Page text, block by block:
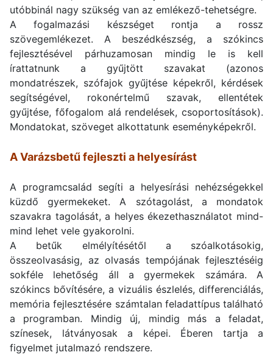
utóbbinál nagy szükség van az emlékező-tehetségre.
A fogalmazási készséget rontja a rossz
szövegemlékezet. A beszédkészség, a szókincs
fejlesztésével párhuzamosan mindig le is kell
írattatnunk a gyűjtött szavakat (azonos
mondatrészek, szófajok gyűjtése képekről, kérdések
segítségével, rokonértelmű szavak, ellentétek
gyűjtése, főfogalom alá rendelések, csoportosítások).
Mondatokat, szöveget alkottatunk eseményképekről.
A Varázsbetű fejleszti a helyesírást
A programcsalád segíti a helyesírási nehézségekkel
küzdő gyermekeket. A szótagolást, a mondatok
szavakra tagolását, a helyes ékezethasználatot mind-
mind lehet vele gyakorolni.
A betűk elmélyítésétől a szóalkotásokig,
összeolvasásig, az olvasás tempójának fejlesztéséig
sokféle lehetőség áll a gyermekek számára. A
szókincs bővítésére, a vizuális észlelés, differenciálás,
memória fejlesztésére számtalan feladattípus található
a programban. Mindig új, mindig más a feladat,
színesek, látványosak a képei. Éberen tartja a
figyelmet jutalmazó rendszere.